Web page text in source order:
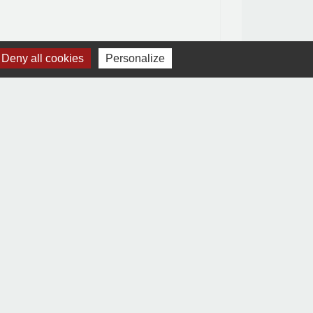
Signaler une erreur sur cette page
Deny all cookies Personalize